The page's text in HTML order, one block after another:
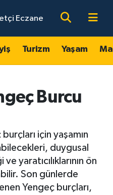
Eczane
Turizm Yaşam
Burcu
için yaşamın
duygusal
yaratıcılıklarının ön
Son günlerde
Yengeç burçları,
Haritası
ve Fikstür